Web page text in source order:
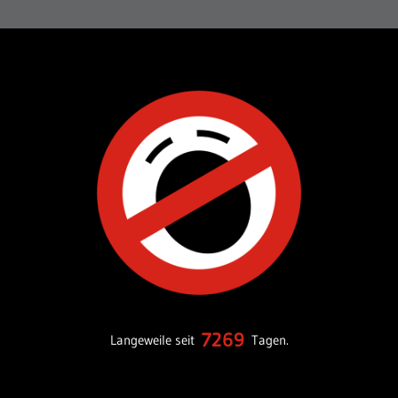
Langeweile seit 7269 Tagen.